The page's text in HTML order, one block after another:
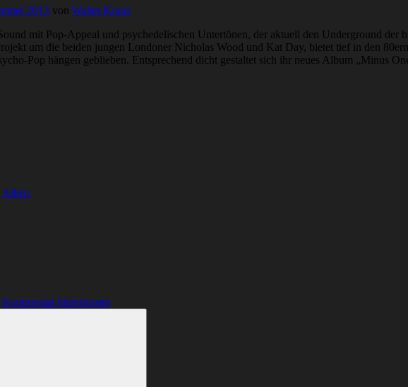
2013 von Walter Kraus
mit Pop-Appeal und psychedelischen Untertönen, der aktuell den Underground der
um die beiden jungen Londoner Nicholas Wood und Kat Day, bietet tief in den
Pop hängen geblieben. Entsprechend dicht gestaltet sich ihr neues Album „Minus
Alben
Kommentar hinterlassen